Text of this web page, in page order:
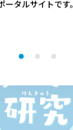
ータルサイトです。